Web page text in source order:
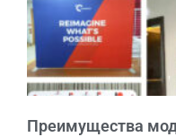
Преимущества